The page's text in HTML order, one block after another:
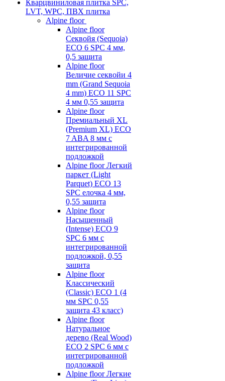
Кварцвиниловая плитка SPC,
LVT, WPC, ПВХ плитка
Alpine floor
Alpine floor
Секвойя (Sequoia)
ECO 6 SPC 4 мм,
0,5 защита
Alpine floor
Величие секвойи 4
mm (Grand Sequoia
4 mm) ECO 11 SPC
4 мм 0,55 защита
Alpine floor
Премиальный XL
(Premium XL) ECO
7 ABA 8 мм с
интегрированной
подложкой
Alpine floor Легкий
паркет (Light
Parquet) ECO 13
SPC елочка 4 мм,
0,55 защита
Alpine floor
Насыщенный
(Intense) ECO 9
SPC 6 мм с
интегрированной
подложкой, 0,55
защита
Alpine floor
Классический
(Classic) ECO 1 (4
мм SPC 0,55
защита 43 класс)
Alpine floor
Натуральное
дерево (Real Wood)
ECO 2 SPC 6 мм с
интегрированной
подложкой
Alpine floor Легкие